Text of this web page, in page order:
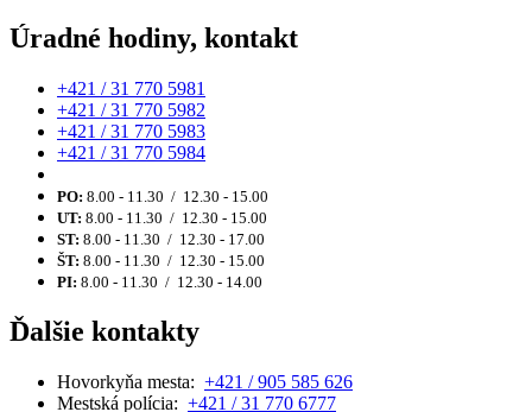
Úradné hodiny, kontakt
+421 / 31 770 5981
+421 / 31 770 5982
+421 / 31 770 5983
+421 / 31 770 5984
PO: 8.00 - 11.30 / 12.30 - 15.00
UT: 8.00 - 11.30 / 12.30 - 15.00
ST: 8.00 - 11.30 / 12.30 - 17.00
ŠT: 8.00 - 11.30 / 12.30 - 15.00
PI: 8.00 - 11.30 / 12.30 - 14.00
Ďalšie kontakty
Hovorkyňa mesta: +421 / 905 585 626
Mestská polícia: +421 / 31 770 6777